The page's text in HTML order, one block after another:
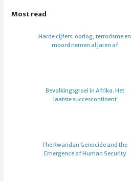
Most read
Harde cijfers: oorlog, terrorisme en
moord nemen al jaren af
Bevolkingsgroei in Afrika. Het
laatste succescontinent
The Rwandan Genocide and the
Emergence of Human Security